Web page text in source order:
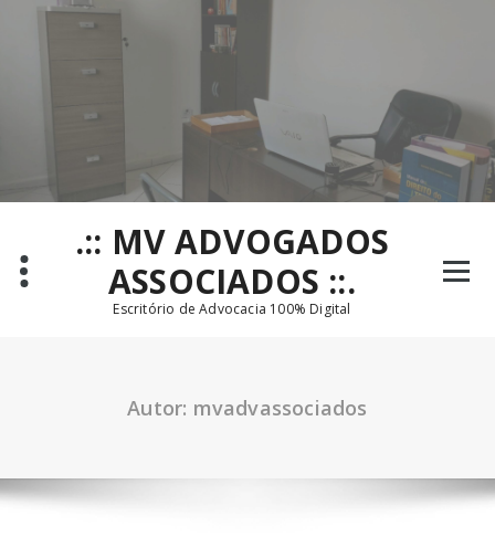
.:: MV ADVOGADOS
ASSOCIADOS ::.
Escritório de Advocacia 100% Digital
Autor: mvadvassociados